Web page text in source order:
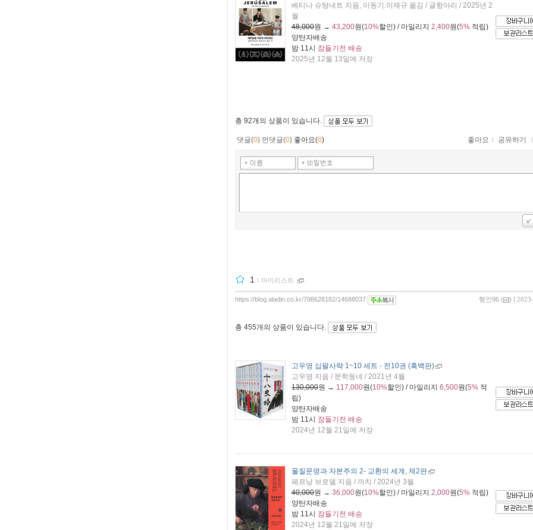
베티나 슈탕네트 지음, 이동기.이재규 옮김 / 글항아리 / 2025년 2
월
48,000원 → 43,200원(10%할인) / 마일리지 2,400원(5% 적립)
양탄자배송
밤 11시 잠들기전 배송
2025년 12월 13일에 저장
총 92개의 상품이 있습니다.
댓글(0) 먼댓글(0) 좋아요(0) 좋아요 ｌ 공유하기 ｌ
1 ｌ 마이리스트
행인96 ( ) l
https://blog.aladin.co.kr/798628182/14688037
총 455개의 상품이 있습니다.
고우영 십팔사략 1~10 세트 - 전10권 (흑백판)
고우영 지음 / 문학동네 / 2021년 4월
130,000원 → 117,000원(10%할인) / 마일리지 6,500원(5% 적
립)
양탄자배송
밤 11시 잠들기전 배송
2024년 12월 21일에 저장
물질문명과 자본주의 2- 교환의 세계, 제2판
페르낭 브로델 지음 / 까치 / 2024년 3월
40,000원 → 36,000원(10%할인) / 마일리지 2,000원(5% 적립)
양탄자배송
밤 11시 잠들기전 배송
2024년 12월 21일에 저장